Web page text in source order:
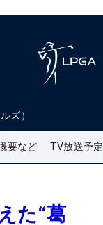
ズ）
要など TV放送予定
た“葛